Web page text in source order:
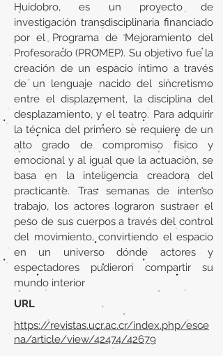
Huidobro, es un proyecto de
investigación transdisciplinaria financiado
por el Programa de Mejoramiento del
Profesorado (PROMEP). Su objetivo fue la
creación de un espacio íntimo a través
de un lenguaje nacido del sincretismo
entre el displazement, la disciplina del
desplazamiento, y el teatro. Para adquirir
la técnica del primero se requiere de un
alto grado de compromiso físico y
emocional y al igual que la actuación, se
basa en la inteligencia creadora del
practicante. Tras semanas de intenso
trabajo, los actores lograron sustraer el
peso de sus cuerpos a través del control
del movimiento, convirtiendo el espacio
en un universo dónde actores y
espectadores pudieron compartir su
mundo interior
URL
https://revistas.ucr.ac.cr/index.php/esce
na/article/view/42474/42679